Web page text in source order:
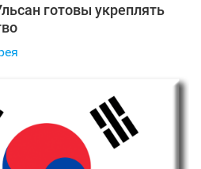
готовы укреплять